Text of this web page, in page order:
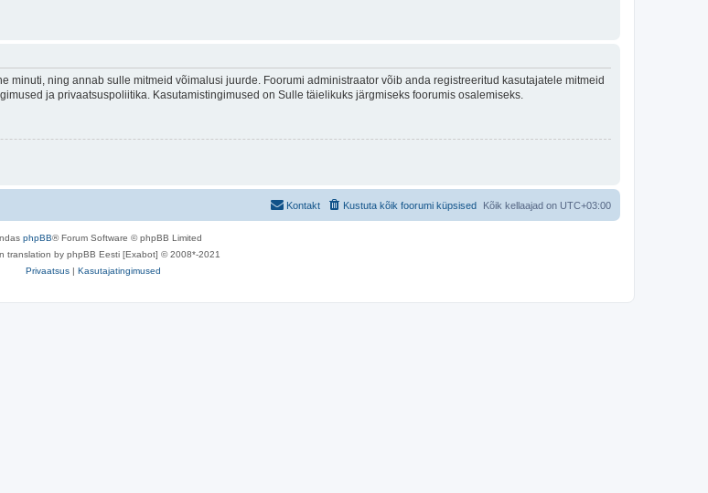
ning annab sulle mitmeid võimalusi juurde. Foorumi administraator võib anda registreeritud kasutajatele mitmeid
ja privaatsuspoliitika. Kasutamistingimused on Sulle täielikuks järgmiseks foorumis osalemiseks.
Kõik kellaajad on UTC+03:00
Kustuta kõik foorumi küpsised
Kontakt
phpBB® Forum Software © phpBB Limited
translation by phpBB Eesti [Exabot] © 2008*-2021
Privaatsus | Kasutajatingimused